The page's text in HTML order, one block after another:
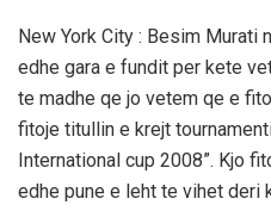
New York City : Besim Murati
edhe gara e fundit per kete
te madhe qe jo vetem qe e
fitoje titullin e krejt
International cup 2008”. Kjo
edhe pune e leht te vihet deri